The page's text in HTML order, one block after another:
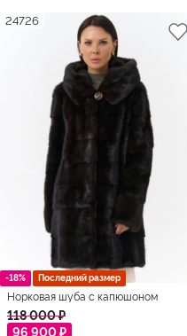
-18% Последний размер
24726
Норковая шуба с капюшоном
118 000 ₽
96 900 ₽